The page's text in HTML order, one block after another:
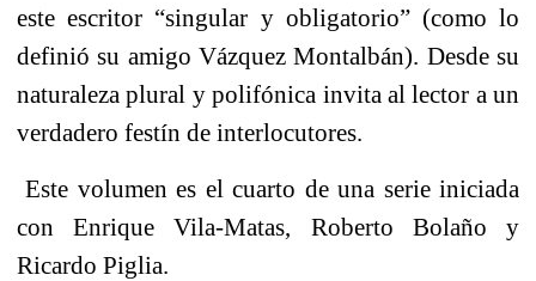
este escritor “singular y obligatorio” (como lo
definió su amigo Vázquez Montalbán). Desde su
naturaleza plural y polifónica invita al lector a un
verdadero festín de interlocutores.
Este volumen es el cuarto de una serie iniciada
con Enrique Vila-Matas, Roberto Bolaño y
Ricardo Piglia.